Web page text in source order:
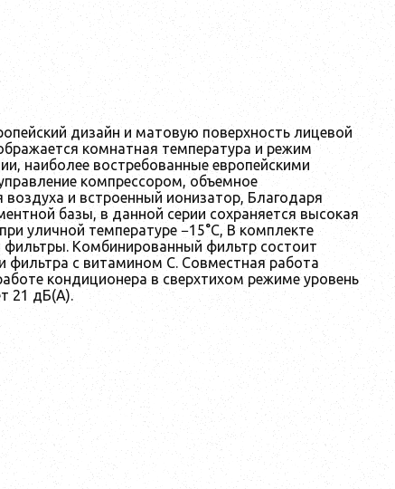
дизайн и матовую поверхность лицевой
комнатная температура и режим
наиболее востребованные европейскими
компрессором, объемное
и встроенный ионизатор, Благодаря
базы, в данной серии сохраняется высокая
уличной температуре −15°С, В комплекте
Комбинированный фильтр состоит
фильтра с витамином С. Совместная работа
кондиционера в сверхтихом режиме уровень
21 дБ(А).